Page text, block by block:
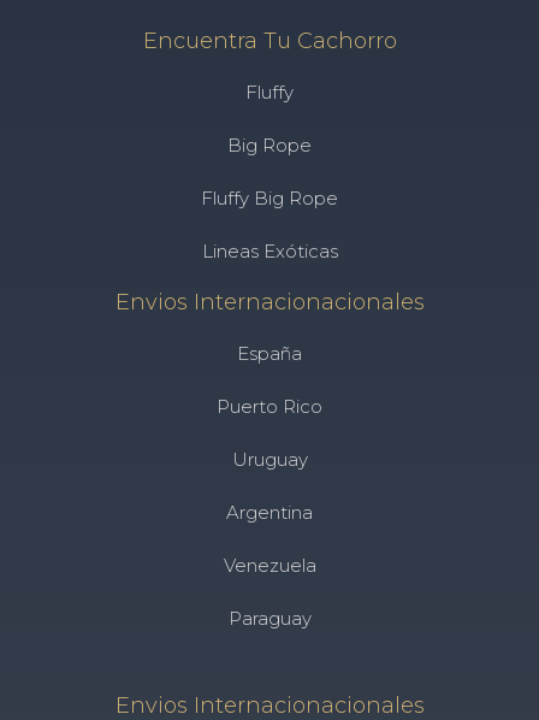
Encuentra Tu Cachorro
Fluffy
Big Rope
Fluffy Big Rope
Lineas Exóticas
Envios Internacionacionales
España
Puerto Rico
Uruguay
Argentina
Venezuela
Paraguay
Envios Internacionacionales